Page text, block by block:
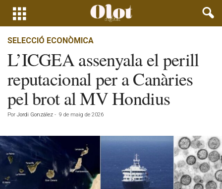
SELECCIÓ ECONÒMICA
L’ICGEA assenyala el perill
reputacional per a Canàries
pel brot al MV Hondius
Por Jordi González - 9 de maig de 2026